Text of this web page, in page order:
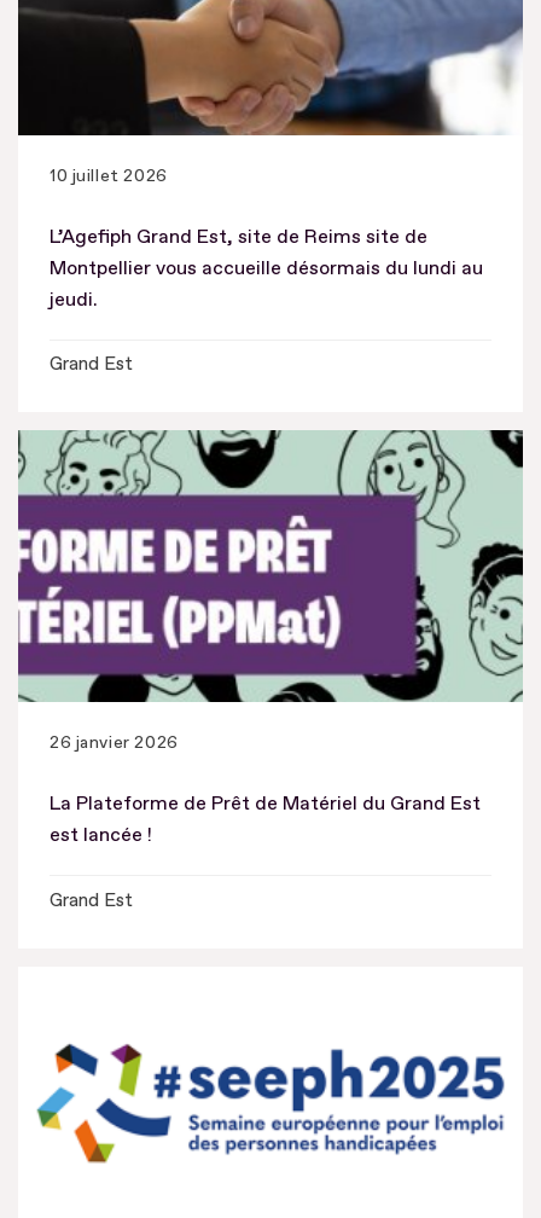
10 juillet 2026
L’Agefiph Grand Est, site de Reims site de
Montpellier vous accueille désormais du lundi au
jeudi.
Grand Est
26 janvier 2026
La Plateforme de Prêt de Matériel du Grand Est
est lancée !
Grand Est